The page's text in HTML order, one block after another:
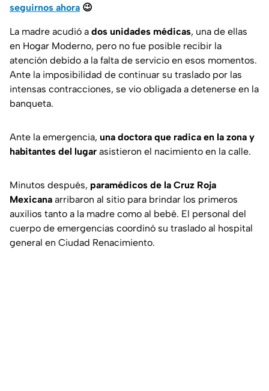
seguirnos ahora 😉
La madre acudió a dos unidades médicas, una de ellas
en Hogar Moderno, pero no fue posible recibir la
atención debido a la falta de servicio en esos momentos.
Ante la imposibilidad de continuar su traslado por las
intensas contracciones, se vio obligada a detenerse en la
banqueta.
Ante la emergencia, una doctora que radica en la zona y
habitantes del lugar asistieron el nacimiento en la calle.
Minutos después, paramédicos de la Cruz Roja
Mexicana arribaron al sitio para brindar los primeros
auxilios tanto a la madre como al bebé. El personal del
cuerpo de emergencias coordinó su traslado al hospital
general en Ciudad Renacimiento.